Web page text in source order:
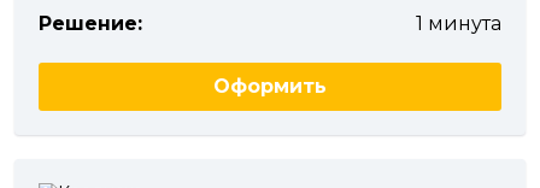
Решение:
1 минута
Оформить